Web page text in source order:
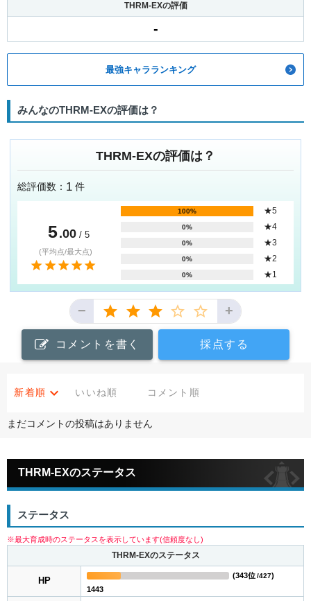
THRM-EXの評価
-
最強キャラランキング
みんなのTHRM-EXの評価は？
THRM-EXの評価は？
総評価数： 1 件
5.00/ 5
(平均点/最大点)
100% ★5
0% ★4
0% ★3
0% ★2
0% ★1
− +
コメントを書く 採点する
新着順 いいね順 コメント順
まだコメントの投稿はありません
THRM-EXのステータス
ステータス
※最大育成時のステータスを表示しています(信頼度なし)
THRM-EXのステータス
HP
1443
(343位/427)